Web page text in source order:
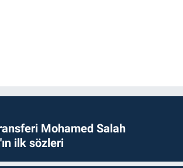
Mohamed Salah
ilk sözleri